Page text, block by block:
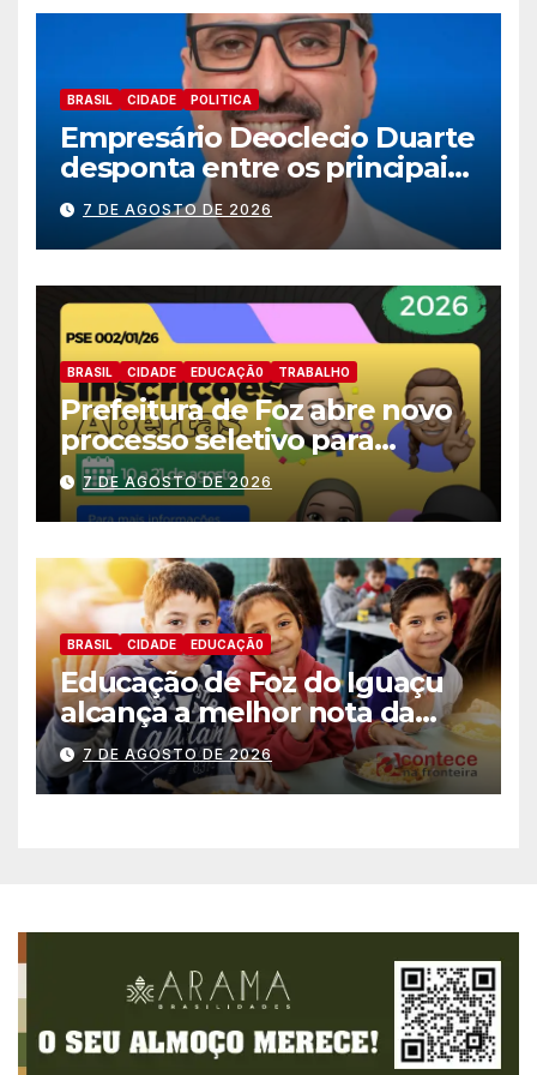
BRASIL CIDADE POLITICA
Empresário Deoclecio Duarte
desponta entre os principais
nomes do União Brasil para
deputado estadual
7 DE AGOSTO DE 2026
BRASIL CIDADE EDUCAÇÃ0 TRABALHO
Prefeitura de Foz abre novo
processo seletivo para
estagiários
7 DE AGOSTO DE 2026
BRASIL CIDADE EDUCAÇÃ0
Educação de Foz do Iguaçu
alcança a melhor nota da
história no IDEB
7 DE AGOSTO DE 2026